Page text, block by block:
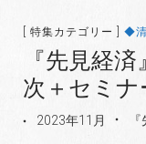
[ 特集カテゴリー ] ◆
『先見経
次＋セミナ
2023年11月